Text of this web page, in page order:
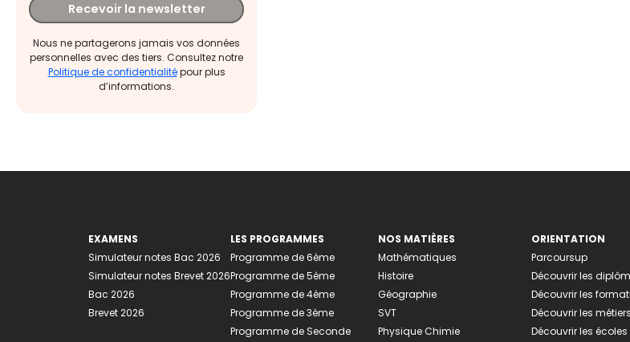
Recevoir la newsletter
Nous ne partagerons jamais vos données
personnelles avec des tiers. Consultez notre
Politique de confidentialitépour plus
d’informations.
EXAMENS
Simulateur notes Bac 2026
Simulateur notes Brevet 2026
Bac 2026
Brevet 2026
LES PROGRAMMES
Programme de 6ème
Programme de 5ème
Programme de 4ème
Programme de 3ème
Programme de Seconde
NOS MATIÈRES
Mathématiques
Histoire
Géographie
SVT
Physique Chimie
ORIENTATION
Parcoursup
Découvrir les
Découvrir les
Découvrir les métiers
Découvrir les écoles